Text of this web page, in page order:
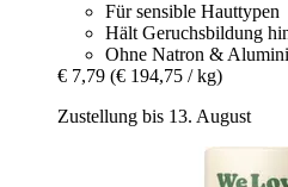
Für sensible Hauttypen
Hält Geruchsbildung
Ohne Natron &
€ 7,79 (€ 194,75 / kg)
Zustellung bis 13. August